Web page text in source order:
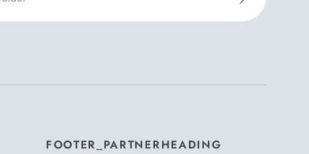
FOOTER_PARTNERHEADING